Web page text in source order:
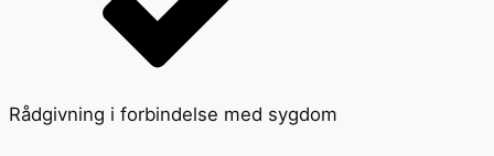
Rådgivning i forbindelse med sygdom